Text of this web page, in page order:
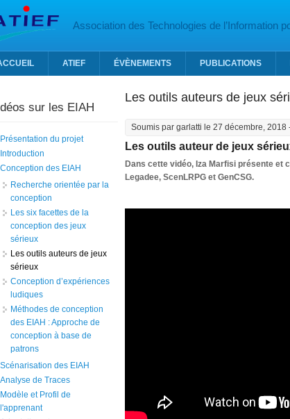
Association des Technologies de l’Information
ATIEF ÉVÈNEMENTS PUBLICATIONS
Les outils auteurs de jeux
Soumis par garlatti le 27 décembre, 2018
Les outils auteur de jeux
Dans cette vidéo, Iza Marfisi présente
Legadee, ScenLRPG et GenCSG.
sur les EIAH
Présentation du projet
Introduction
Conception des EIAH
Recherche orientée par la
conception
Les six facettes de la
conception des jeux
sérieux
Les outils auteurs de jeux
sérieux
Conception d’expériences
ludiques
Méthodes de conception
des EIAH : Approche de
conception à base de
patrons
Scénarisation des EIAH
Analyse de Traces
Modèle et Profil de
l'apprenant